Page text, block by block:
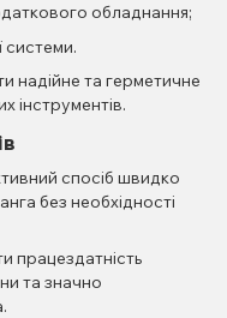
обладнання;
системи.
надійне та герметичне
інструментів.
спосіб швидко
без необхідності
працездатність
та значно